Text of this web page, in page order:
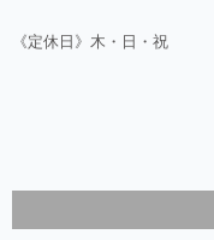
《定休日》木・日・祝